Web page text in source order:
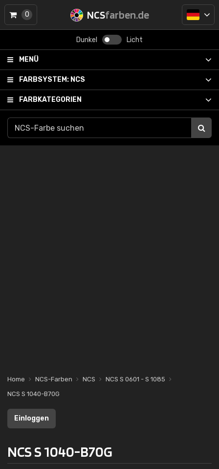
NCSfarben.de
Dunkel Licht
MENÜ
FARBSYSTEM: NCS
FARBKATEGORIEN
0
Home NCS-Farben NCS
NCS S 0601 - S 1085
NCS S 1040-B70G
Einloggen
NCS S 1040-B70G